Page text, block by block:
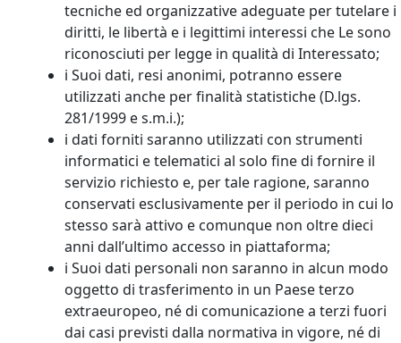
tecniche ed organizzative adeguate per tutelare i
diritti, le libertà e i legittimi interessi che Le sono
riconosciuti per legge in qualità di Interessato;
i Suoi dati, resi anonimi, potranno essere
utilizzati anche per finalità statistiche (D.lgs.
281/1999 e s.m.i.);
i dati forniti saranno utilizzati con strumenti
informatici e telematici al solo fine di fornire il
servizio richiesto e, per tale ragione, saranno
conservati esclusivamente per il periodo in cui lo
stesso sarà attivo e comunque non oltre dieci
anni dall’ultimo accesso in piattaforma;
i Suoi dati personali non saranno in alcun modo
oggetto di trasferimento in un Paese terzo
extraeuropeo, né di comunicazione a terzi fuori
dai casi previsti dalla normativa in vigore, né di